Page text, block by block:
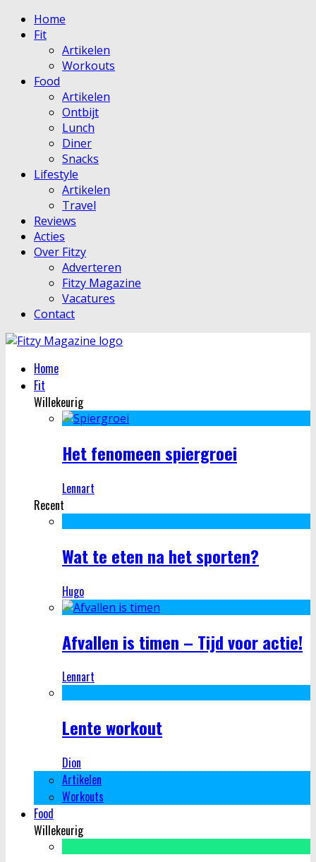
Home
Fit
Artikelen
Workouts
Food
Artikelen
Ontbijt
Lunch
Diner
Snacks
Lifestyle
Artikelen
Travel
Reviews
Acties
Over Fitzy
Adverteren
Fitzy Magazine
Vacatures
Contact
Home
Fit
Willekeurig
Het fenomeen spiergroei
Lennart
Recent
Wat te eten na het sporten?
Hugo
Afvallen is timen – Tijd voor actie!
Lennart
Lente workout
Dion
Artikelen
Workouts
Food
Willekeurig